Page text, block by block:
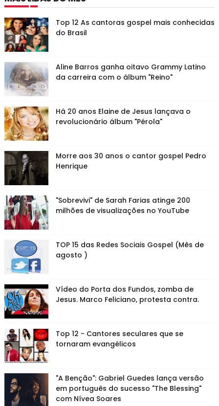
Top 12 As cantoras gospel mais conhecidas
do Brasil
Aline Barros ganha oitavo Grammy Latino
da carreira com o álbum "Reino"
Há 20 anos Elaine de Jesus lançava o
revolucionário álbum "Pérola"
Morre aos 30 anos o cantor gospel Pedro
Henrique
"Sobrevivi" de Sarah Farias atinge 200
milhões de visualizações no YouTube
TOP 15 das Redes Sociais Gospel (Mês de
agosto )
Vídeo do Porta dos Fundos, zomba de
Jesus. Marco Feliciano, protesta contra.
Top 12 - Cantores seculares que se
tornaram evangélicos
"A Benção": Gabriel Guedes lança versão
em português do sucesso "The Blessing"
com Nívea Soares